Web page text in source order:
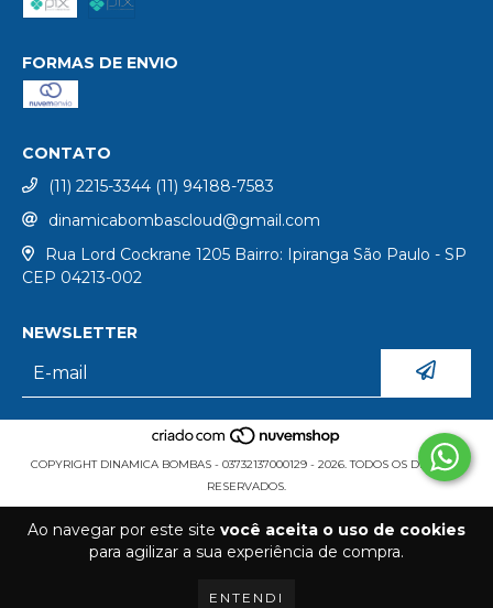
Ao navegar por este site você aceita o uso de cookies
para agilizar a sua experiência de compra.
ENTENDI
FORMAS DE ENVIO
CONTATO
(11) 2215-3344 (11) 94188-7583
dinamicabombascloud@gmail.com
Rua Lord Cockrane 1205 Bairro: Ipiranga São Paulo - SP
CEP 04213-002
NEWSLETTER
COPYRIGHT DINAMICA BOMBAS - 03732137000129 - 2026. TODOS OS DIREITOS
RESERVADOS.